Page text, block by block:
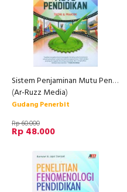
Sistem Penjaminan Mutu Pendidikan
(Ar-Ruzz Media)
Gudang Penerbit
Rp 60.000
Rp 48.000